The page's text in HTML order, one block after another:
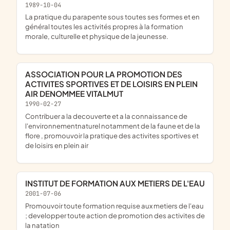
1989-10-04
la pratique du parapente sous toutes ses formes et en
général toutes les activités propres à la formation
morale, culturelle et physique de la jeunesse.
ASSOCIATION POUR LA PROMOTION DES
ACTIVITES SPORTIVES ET DE LOISIRS EN PLEIN
AIR DENOMMEE VITALMUT
1990-02-27
contribuer a la decouverte et a la connaissance de
l'environnementnaturel notamment de la faune et de la
flore , promouvoir la pratique des activites sportives et
de loisirs en plein air
INSTITUT DE FORMATION AUX METIERS DE L'EAU
2001-07-06
promouvoir toute formation requise aux metiers de l'eau
; developper toute action de promotion des activites de
la natation